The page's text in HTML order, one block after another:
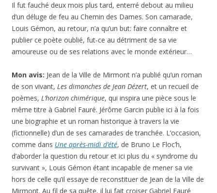
Il fut fauché deux mois plus tard, enterré debout au milieu
d’un déluge de feu au Chemin des Dames. Son camarade,
Louis Gémon, au retour, n’a qu’un but: faire connaître et
publier ce poète oublié, fut-ce au détriment de sa vie
amoureuse ou de ses relations avec le monde extérieur…
Mon avis: Jean de la Ville de Mirmont n’a publié qu’un roman
de son vivant, Les dimanches de Jean Dézert, et un recueil de
poèmes, L’horizon chimérique, qui inspira une pièce sous le
même titre à Gabriel Fauré. Jérôme Garcin publie ici à la fois
une biographie et un roman historique à travers la vie
(fictionnelle) d’un de ses camarades de tranchée. L’occasion,
comme dans Une après-midi d’été, de Bruno Le Floc’h,
d’aborder la question du retour et ici plus du « syndrome du
survivant », Louis Gémon étant incapable de mener sa vie
hors de celle qu’il essaye de reconstituer de Jean de la Ville de
Mirmont. Au fil de sa quête, il lui fait croiser Gabriel Fauré